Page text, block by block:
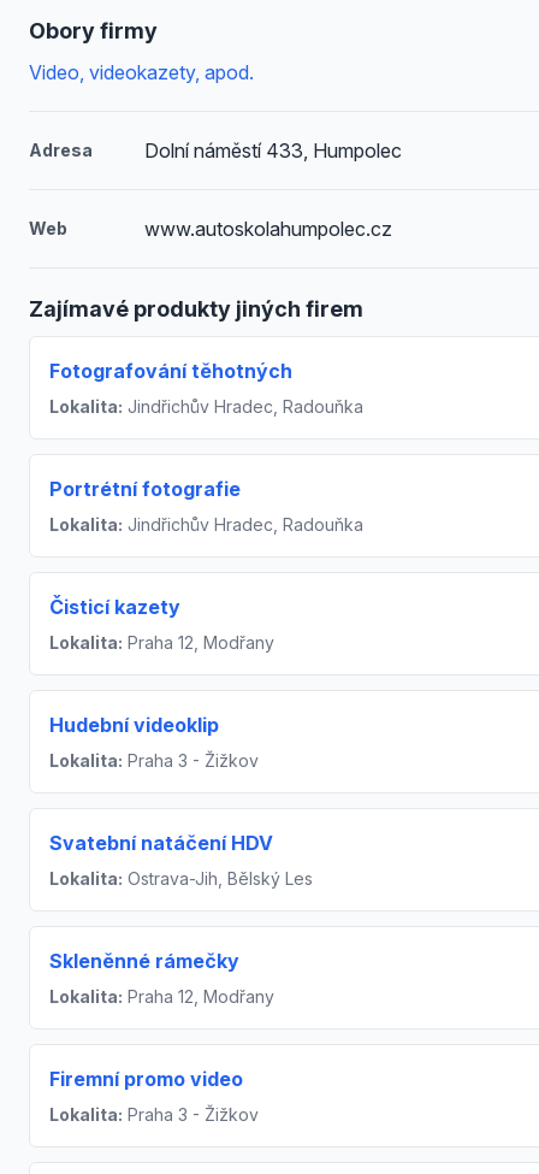
Obory firmy
Video, videokazety, apod.
Adresa Dolní náměstí 433, Humpolec
Web www.autoskolahumpolec.cz
Zajímavé produkty jiných firem
Fotografování těhotných
Lokalita: Jindřichův Hradec, Radouňka
Portrétní fotografie
Lokalita: Jindřichův Hradec, Radouňka
Čisticí kazety
Lokalita: Praha 12, Modřany
Hudební videoklip
Lokalita: Praha 3 - Žižkov
Svatební natáčení HDV
Lokalita: Ostrava-Jih, Bělský Les
Skleněnné rámečky
Lokalita: Praha 12, Modřany
Firemní promo video
Lokalita: Praha 3 - Žižkov